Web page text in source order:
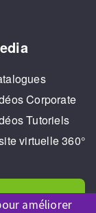
améliorer
Corporate
Tutoriels
virtuelle 360°